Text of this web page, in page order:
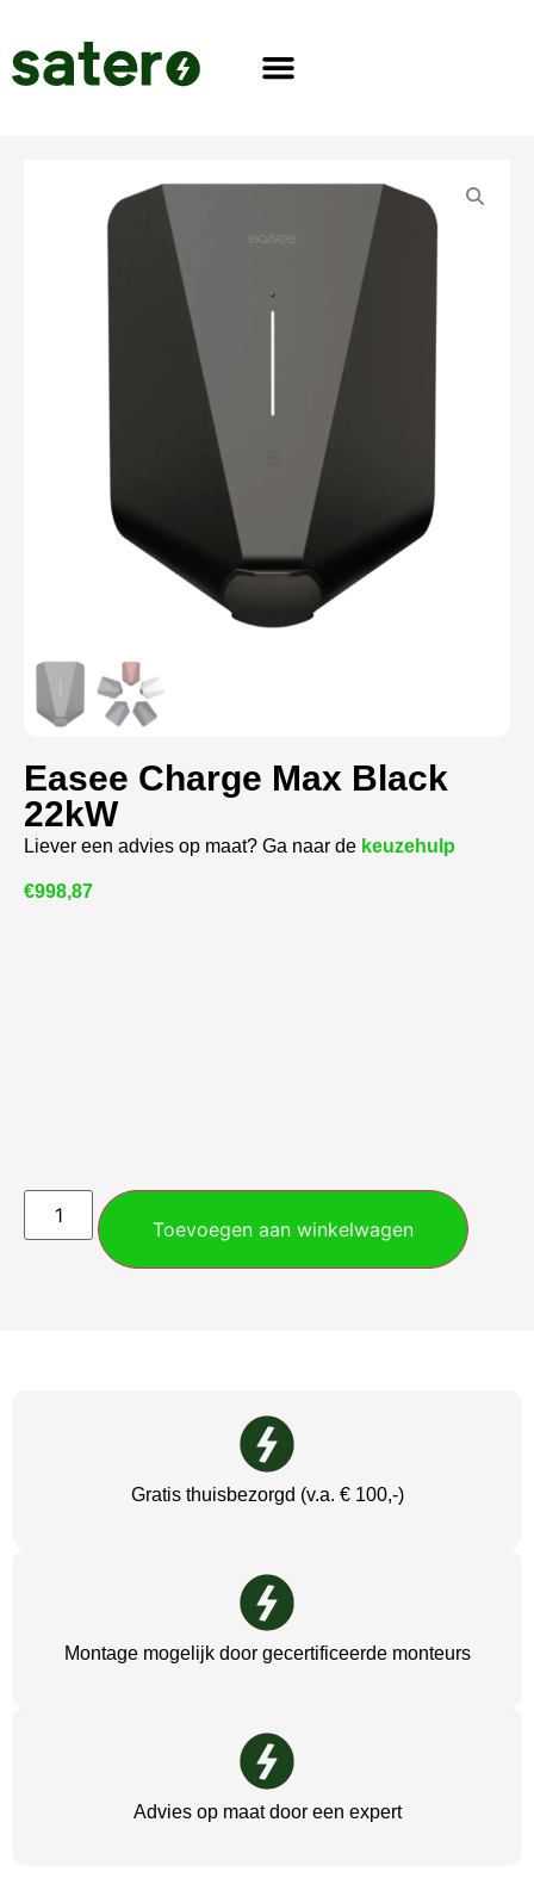
Easee Charge Max Black
22kW
Liever een advies op maat? Ga naar de keuzehulp
€998,87
Toevoegen aan winkelwagen
Gratis thuisbezorgd (v.a. € 100,-)
Montage mogelijk door gecertificeerde monteurs
Advies op maat door een expert